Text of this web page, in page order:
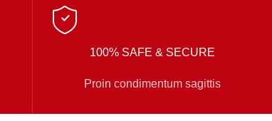
100% SAFE & SECURE
Proin condimentum sagittis